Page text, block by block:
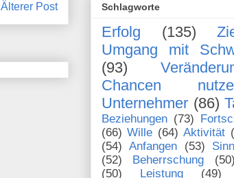
Älterer Post Schlagworte
Erfolg (135)
Umgang mit
(93)
Chancen
Unternehmer (86)
Beziehungen (73)
(66) Wille (64) Aktivität
(54)
Anfangen (53)
(52)
Beherrschung (50)
(50)
Leistung (49)